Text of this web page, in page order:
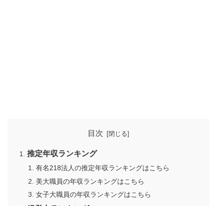
目次
推定年収ランキング
有名218法人の推定年収ランキングはこちら
美大職員の年収ランキングはこちら
女子大職員の年収ランキングはこちら